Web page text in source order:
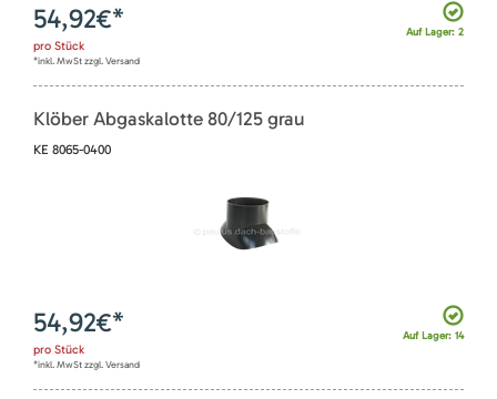
Auf Lager: 2
54,92€*
pro Stück
*inkl. MwSt zzgl. Versand
Klöber Abgaskalotte 80/125 grau
KE 8065-0400
Auf Lager: 14
54,92€*
pro Stück
*inkl. MwSt zzgl. Versand